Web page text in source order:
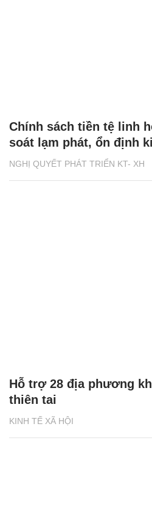
NGHỊ QUYẾT PHÁT TRIỂN KT- XH
Chính sách tiền tệ linh
soát lạm phát, ổn định
KINH TẾ XÃ HỘI
Hỗ trợ 28 địa phương
thiên tai